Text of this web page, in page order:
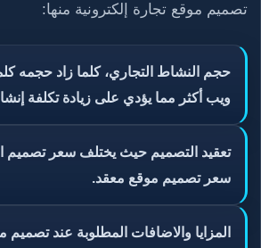
تصميم موقع تجارة إلكترونية منها:
حجم النشاط التجاري، كلما زاد حجمه
ويب أكثر مما يؤدي على زيادة تكلفة
تعقيد التصميم حيث يختلف سعر تصميم
سعر تصميم موقع معقد.
المزايا والاضافات المطلوبة عند تصميم